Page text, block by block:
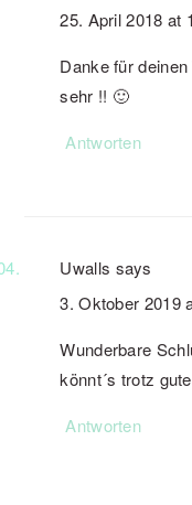
25. April 2018 at
Danke für
sehr !! 🙂
Antworten
Uwalls says
3. Oktober 2019
Wunderbare
könnt´s trotz
Antworten